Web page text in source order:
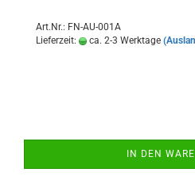
Art.Nr.: FN-AU-001A
Lieferzeit:
ca. 2-3 Werktage
IN DEN